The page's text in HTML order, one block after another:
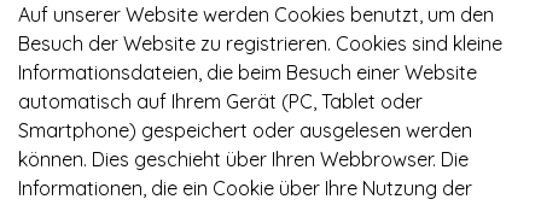
Auf unserer Website werden Cookies benutzt, um den
Besuch der Website zu registrieren. Cookies sind kleine
Informationsdateien, die beim Besuch einer Website
automatisch auf Ihrem Gerät (PC, Tablet oder
Smartphone) gespeichert oder ausgelesen werden
können. Dies geschieht über Ihren Webbrowser. Die
Informationen, die ein Cookie über Ihre Nutzung der